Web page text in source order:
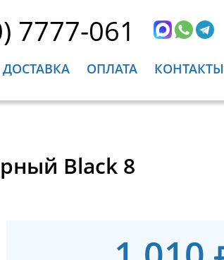
7777-061
ДОСТАВКА ОПЛАТА КОНТАКТЫ
Black 8